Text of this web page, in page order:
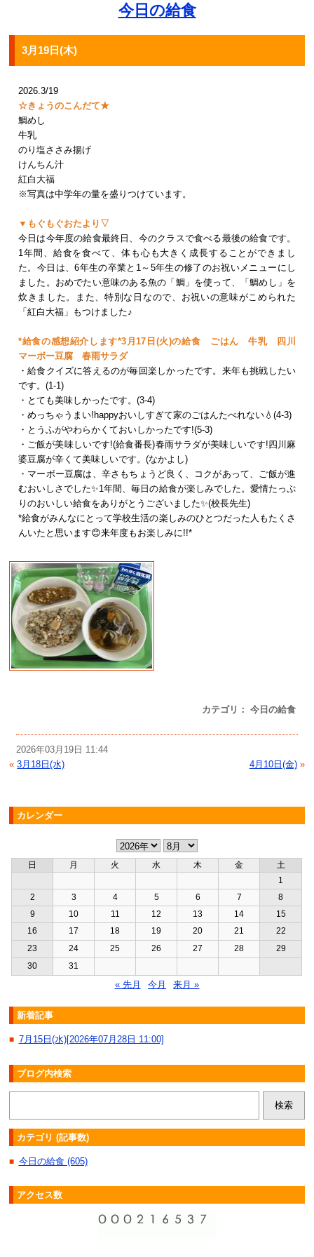
今日の給食
3月19日(木)
カテゴリ： 今日の給食
2026.3/19
☆きょうのこんだて★
鯛めし
牛乳
のり塩ささみ揚げ
けんちん汁
紅白大福
※写真は中学年の量を盛りつけています。
▼もぐもぐおたより▽
今日は今年度の給食最終日、今のクラスで食べる最後の給食です。
1年間、給食を食べて、体も心も大きく成長することができまし
た。今日は、6年生の卒業と1～5年生の修了のお祝いメニューにし
ました。おめでたい意味のある魚の「鯛」を使って、「鯛めし」を
炊きました。また、特別な日なので、お祝いの意味がこめられた
「紅白大福」もつけました♪
*給食の感想紹介します*3月17日(火)の給食 ごはん 牛乳 四川
マーボー豆腐 春雨サラダ
・給食クイズに答えるのが毎回楽しかったです。来年も挑戦したい
です。(1-1)
・とても美味しかったです。(3-4)
・めっちゃうまい!happyおいしすぎて家のごはんたべれない💧(4-3)
・とうふがやわらかくておいしかったです!(5-3)
・ご飯が美味しいです!(給食番長)春雨サラダが美味しいです!四川麻
婆豆腐が辛くて美味しいです。(なかよし)
・マーボー豆腐は、辛さもちょうど良く、コクがあって、ご飯が進
むおいしさでした✨1年間、毎日の給食が楽しみでした。愛情たっぷ
りのおいしい給食をありがとうございました✨(校長先生)
*給食がみんなにとって学校生活の楽しみのひとつだった人もたくさ
んいたと思います😊来年度もお楽しみに!!*
2026年03月19日 11:44
« 3月18日(水) 4月10日(金) »
カレンダー
日 月 火 水 木 金
土
1
2
3 4 5 6 7
8
9
10 11 12 13 14
15
16
17 18 19 20 21
22
23
24 25 26 27 28
29
30
31
« 先月 今月 来月 »
新着記事
■ 7月15日(水)[2026年07月28日 11:00]
ブログ内検索
カテゴリ (記事数)
■ 今日の給食 (605)
アクセス数